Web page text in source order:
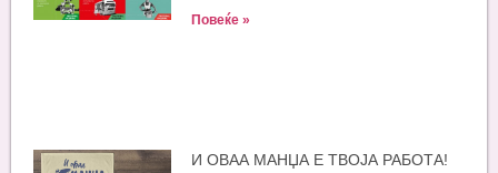
Повеќе »
И ОВАА МАНЏА Е ТВОЈА РАБОТА!